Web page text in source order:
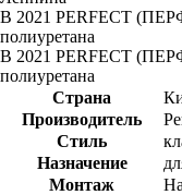
В 2021 PERFECT
полиуретана
В 2021 PERFECT
полиуретана
Страна
Производитель
Стиль
Назначение
Монтаж